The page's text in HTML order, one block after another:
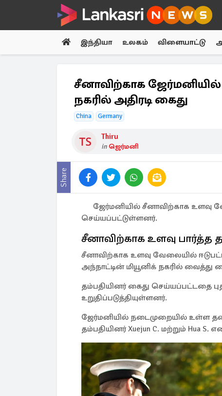
இந்தியா உலகம் விளையாட்டு
சீனாவிற்காக ஜேர்மனியில்
நகரில் அதிரடி கைது
China Germany
Thiru
in ஜெர்மனி
Share
ஜேர்மனியில் சீனாவிற்காக உளவு
செய்யப்பட்டுள்ளனர்.
சீனாவிற்காக உளவு பார்த்த
சீனாவிற்காக உளவு வேலையில்
அந்நாட்டின் மியூனிக் நகரில்
தம்பதியினர் கைது செய்யப்பட்டதை
உறுதிப்படுத்தியுள்ளனர்.
ஜேர்மனியில் நடைமுறையில் உள்ள
தம்பதியினர் Xuejun C. மற்றும் Hua